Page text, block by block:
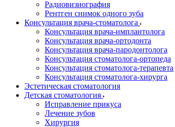
Радиовизиография
Рентген снимок одного зуба
Консультация врача-стоматолога
Консультация врача-имплантолога
Консультация врача-ортодонта
Консультация врача-пародонтолога
Консультация стоматолога-ортопеда
Консультация стоматолога-терапевта
Консультация стоматолога-хирурга
Эстетическая стоматология
Детская стоматология
Исправление прикуса
Лечение зубов
Хирургия